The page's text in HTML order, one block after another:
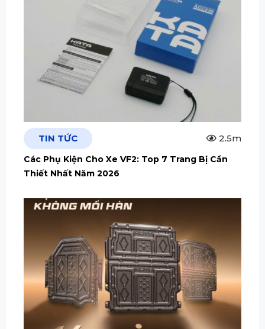
TIN TỨC 2.5m
Các Phụ Kiện Cho Xe VF2: Top 7 Trang Bị Cần
Thiết Nhất Năm 2026